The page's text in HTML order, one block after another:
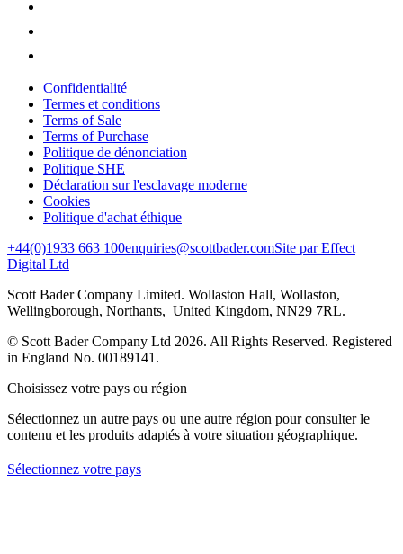
Confidentialité
Termes et conditions
Terms of Sale
Terms of Purchase
Politique de dénonciation
Politique SHE
Déclaration sur l'esclavage moderne
Cookies
Politique d'achat éthique
+44(0)1933 663 100enquiries@scottbader.comSite par Effect
Digital Ltd
Scott Bader Company Limited. Wollaston Hall, Wollaston,
Wellingborough, Northants, United Kingdom, NN29 7RL.
© Scott Bader Company Ltd 2026. All Rights Reserved. Registered
in England No. 00189141.
Choisissez votre pays ou région
Sélectionnez un autre pays ou une autre région pour consulter le
contenu et les produits adaptés à votre situation géographique.
Sélectionnez votre pays